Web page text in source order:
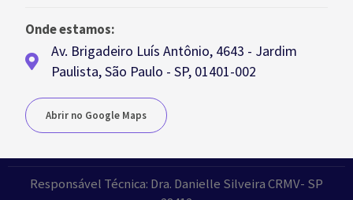
Onde estamos:
Av. Brigadeiro Luís Antônio, 4643 - Jardim
Paulista, São Paulo - SP, 01401-002
Abrir no Google Maps
Responsável Técnica: Dra. Danielle Silveira CRMV- SP